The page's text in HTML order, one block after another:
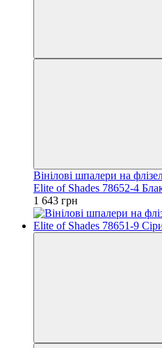
Вінілові шпалери на
Elite of Shades 78652-4
1 643 грн